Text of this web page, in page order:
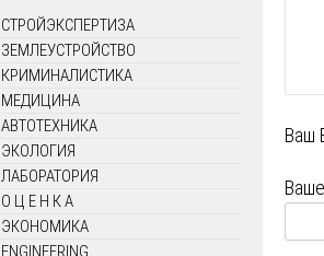
Ваш
СТРОЙЭКСПЕРТИЗА
ЗЕМЛЕУСТРОЙСТВО
КРИМИНАЛИСТИКА
МЕДИЦИНА
АВТОТЕХНИКА
ЭКОЛОГИЯ
ЛАБОРАТОРИЯ
О Ц Е Н К А
ЭКОНОМИКА
ENGINEERING